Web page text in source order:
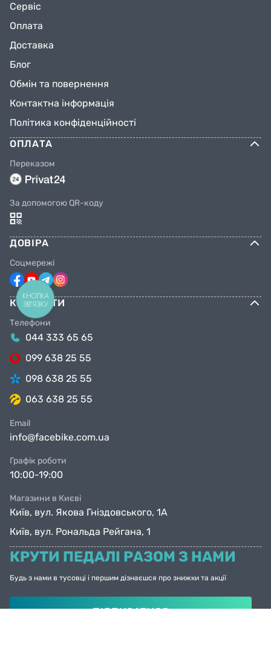
Сервіс
Оплата
Доставка
Блог
Обмін та повернення
Контактна інформація
Політика конфіденційності
ОПЛАТА
Переказом
За допомогою QR-коду
ДОВІРА
Соцмережі
КОНТАКТИ
Телефони
044 333 65 65
099 638 25 55
098 638 25 55
063 638 25 55
Email
info@facebike.com.ua
Графік роботи
10:00-19:00
Магазини в Києві
Київ, вул. Якова Гніздовського, 1А
Київ, вул. Рональда Рейгана, 1
КРУТИ ПЕДАЛІ РАЗОМ З НАМИ
Будь з нами в тусовці і першим дізнаєшся про знижки та акції
ПІДПИСАТИСЯ
КНОПКА
ЗВ'ЯЗКУ